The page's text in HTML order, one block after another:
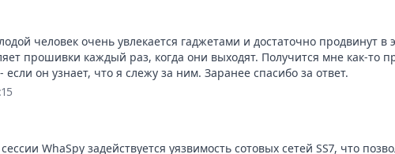
человек очень увлекается гаджетами и достаточно продвинут
прошивки каждый раз, когда они выходят. Получится мне как-то
он узнает, что я слежу за ним. Заранее спасибо за ответ.
WhaSpy задействуется уязвимость сотовых сетей SS7, что